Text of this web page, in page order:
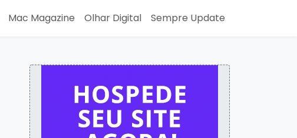
Mac Magazine Olhar Digital Sempre Update